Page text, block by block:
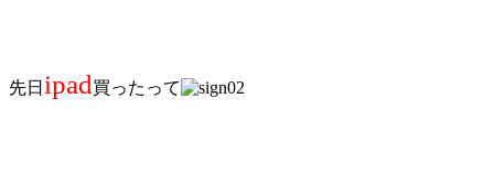
先日 ipad買ったって